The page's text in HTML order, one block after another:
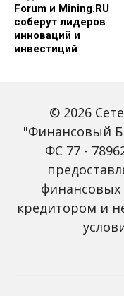
Forum и Mining.RU
соберут лидеров
инноваций и
инвестиций
Global Tech Forum:
ИИ меняет бизнес и
открывает новые
© 2026
"Финансовый
ФС 77 -
финансовых
кредитором и